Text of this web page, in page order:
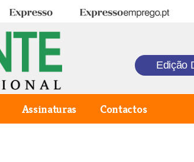
Expresso Expresso Emprego
Edição
Assinaturas Contactos